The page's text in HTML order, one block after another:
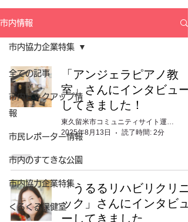
市内情報
全ての記事
市内ピックアップ情
報
市民レポーター情報
市内のすてきな公園
市内協力企業特集
くるくる保健室
市内協力企業特集
「アンジェラピアノ教
室」さんにインタビュー
してきました！
東久留米市コミュニティサイト運営委員会
2025年8月13日
読了時間: 2分
「うるるリハビリクリニ
ック」さんにインタビュ
ーしてきました